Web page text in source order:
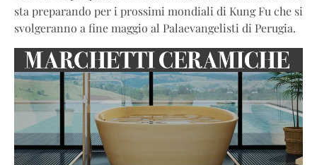
sta preparando per i prossimi mondiali di Kung Fu che si
svolgeranno a fine maggio al Palaevangelisti di Perugia.